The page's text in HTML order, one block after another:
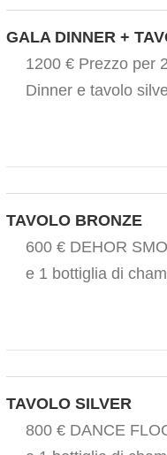
GALA DINNER +
1200 € Prezzo per
Dinner e tavolo
TAVOLO BRONZE
600 € DEHOR
e 1 bottiglia di
TAVOLO SILVER
800 € DANCE